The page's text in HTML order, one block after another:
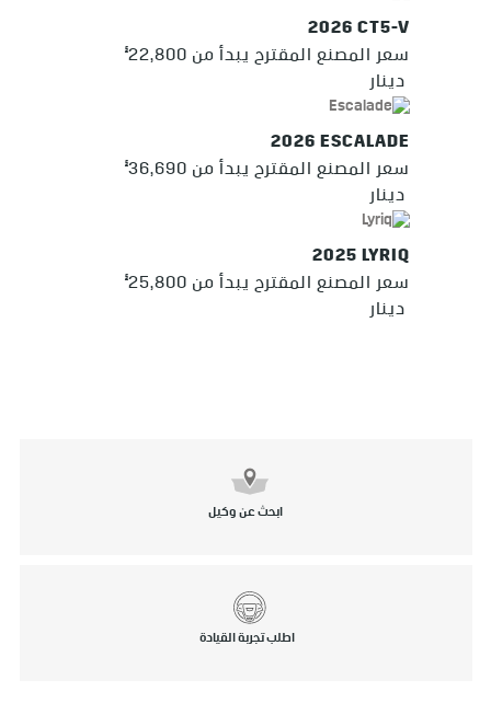
2026 CT5-V
سعر المصنع المقترح يبدأ من 22,800 §
دينار
2026 ESCALADE
سعر المصنع المقترح يبدأ من 36,690 §
دينار
2025 LYRIQ
سعر المصنع المقترح يبدأ من 25,800 §
دينار
ابحث عن وكيل
اطلب تجربة القيادة